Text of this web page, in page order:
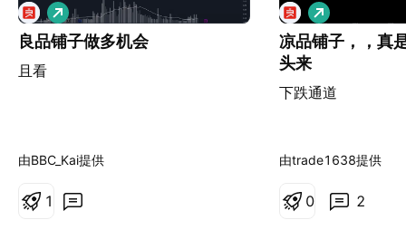
良品铺子做多机会
且看
做
多
由BBC_Kai提供
1
凉品铺子，，真
头来
下跌通道
做
多
由trade1638提供
2
0